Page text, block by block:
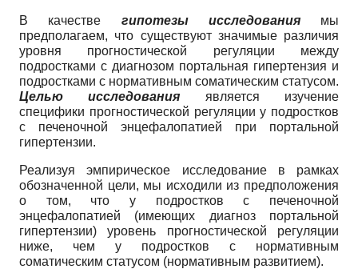
В качестве гипотезыисследованиямы
предполагаем, что существуют значимые различия
уровня прогностической регуляции между
подростками с диагнозом портальная гипертензия и
подростками с нормативным соматическим статусом.
Целью исследования является изучение
специфики прогностической регуляции у подростков
с печеночной энцефалопатией при портальной
гипертензии.
Реализуя эмпирическое исследование в рамках
обозначенной цели, мы исходили из предположения
о том, что у подростков с печеночной
энцефалопатией (имеющих диагноз портальной
гипертензии) уровень прогностической регуляции
ниже, чем у подростков с нормативным
соматическим статусом (нормативным развитием).